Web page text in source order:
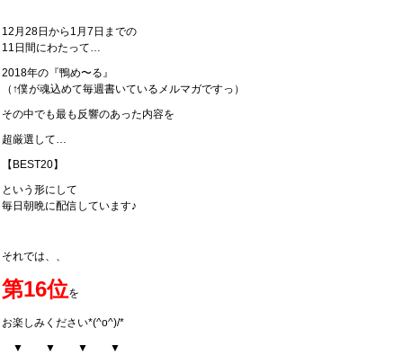
12月28日から1月7日までの
11日間にわたって…
2018年の『鴨め〜る』
（↑僕が魂込めて毎週書いているメルマガですっ）
その中でも最も反響のあった内容を
超厳選して…
【BEST20】
という形にして
毎日朝晩に配信しています♪
それでは、、
第16位を
お楽しみください*(^o^)/*
▼ ▼ ▼ ▼